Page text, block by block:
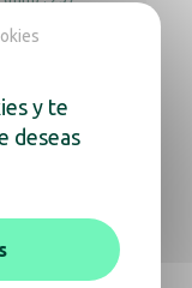
y te
deseas